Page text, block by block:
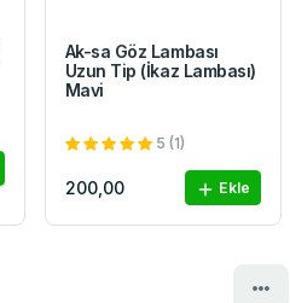
Ak-sa Göz Lambası
Uzun Tip (İkaz Lambası)
Mavi
5 (1)
200,00 Ekle